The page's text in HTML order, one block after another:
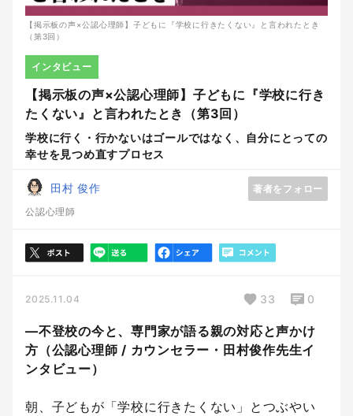
【掲示板の声×公認心理師】子どもに『学校に行き
たくない』と言われたとき（第3回）
学校に行く・行かないはゴールではなく、自分にとっての
幸せを見つめ直すプロセス
インタビュー
田村 俊作
著者をフォロー
公認心理師
【掲示板の声×公認心理師】子どもに『学校に行きたくない』と言われたとき
（第3回）
2025.11.04 33 0
―不登校の今と、専門家が語る親の対応と声かけ
方（公認心理師 / カウンセラー・田村俊作先生イ
ンタビュー）
朝、子どもが「学校に行きたくない」とつぶやい